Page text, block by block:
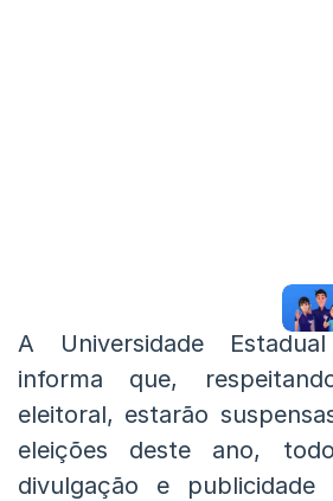
A Universidade
informa que,
eleitoral, estarão
eleições deste ano,
divulgação e publicidade